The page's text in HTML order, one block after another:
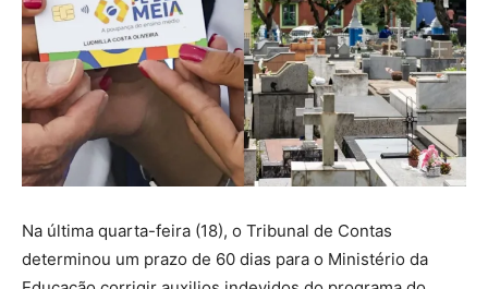
Na última quarta-feira (18), o Tribunal de Contas
determinou um prazo de 60 dias para o Ministério da